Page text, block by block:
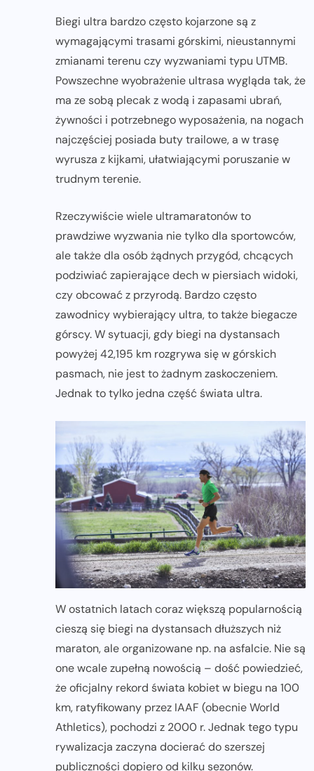
Biegi ultra bardzo często kojarzone są z
wymagającymi trasami górskimi, nieustannymi
zmianami terenu czy wyzwaniami typu UTMB.
Powszechne wyobrażenie ultrasa wygląda tak, że
ma ze sobą plecak z wodą i zapasami ubrań,
żywności i potrzebnego wyposażenia, na nogach
najczęściej posiada buty trailowe, a w trasę
wyrusza z kijkami, ułatwiającymi poruszanie w
trudnym terenie.
Rzeczywiście wiele ultramaratonów to
prawdziwe wyzwania nie tylko dla sportowców,
ale także dla osób żądnych przygód, chcących
podziwiać zapierające dech w piersiach widoki,
czy obcować z przyrodą. Bardzo często
zawodnicy wybierający ultra, to także biegacze
górscy. W sytuacji, gdy biegi na dystansach
powyżej 42,195 km rozgrywa się w górskich
pasmach, nie jest to żadnym zaskoczeniem.
Jednak to tylko jedna część świata ultra.
W ostatnich latach coraz większą popularnością
cieszą się biegi na dystansach dłuższych niż
maraton, ale organizowane np. na asfalcie. Nie są
one wcale zupełną nowością – dość powiedzieć,
że oficjalny rekord świata kobiet w biegu na 100
km, ratyfikowany przez IAAF (obecnie World
Athletics), pochodzi z 2000 r. Jednak tego typu
rywalizacja zaczyna docierać do szerszej
publiczności dopiero od kilku sezonów.